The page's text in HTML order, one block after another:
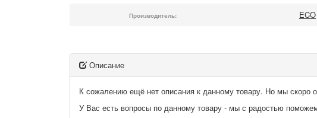
Производитель: ECO
Описание
К сожалению ещё нет описания к данному товару. Но мы скоро
У Вас есть вопросы по данному товару - мы с радостью